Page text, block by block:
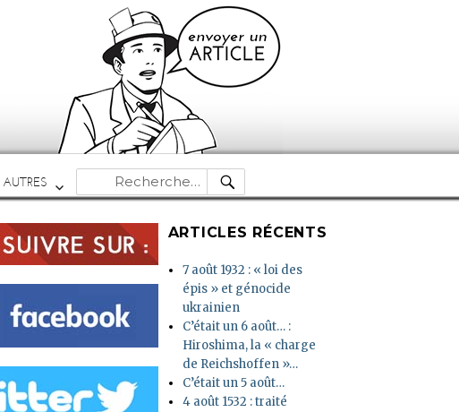
AUTRES
Recherche
pour :
RECHERCHE
ARTICLES RÉCENTS
7 août 1932 : « loi des
épis » et génocide
ukrainien
C’était un 6 août… :
Hiroshima, la « charge
de Reichshoffen »…
C’était un 5 août…
4 août 1532 : traité